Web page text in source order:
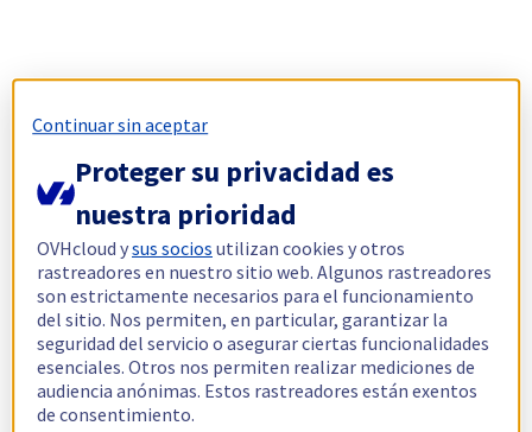
Continuar sin aceptar
Proteger su privacidad es
nuestra prioridad
OVHcloud ysus socios utilizan cookies y otros
rastreadores en nuestro sitio web. Algunos rastreadores
son estrictamente necesarios para el funcionamiento
del sitio. Nos permiten, en particular, garantizar la
seguridad del servicio o asegurar ciertas funcionalidades
esenciales. Otros nos permiten realizar mediciones de
audiencia anónimas. Estos rastreadores están exentos
de consentimiento.